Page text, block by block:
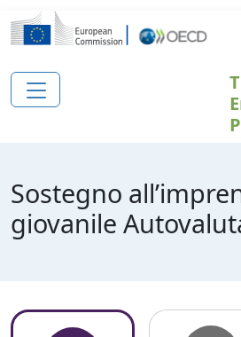
Salta al contenuto principale
Sostegno
giovanile